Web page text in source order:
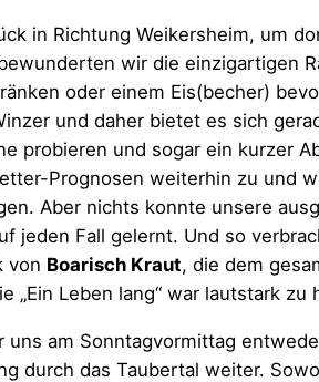
in Richtung Weikersheim, um
wir die einzigartigen
oder einem Eis(becher)
und daher bietet es sich
probieren und sogar ein kurzer
Prognosen weiterhin zu und
Aber nichts konnte unsere
jeden Fall gelernt. Und so
von Boarisch Kraut, die dem
„Ein Leben lang“ war lautstark zu
am Sonntagvormittag
durch das Taubertal weiter.